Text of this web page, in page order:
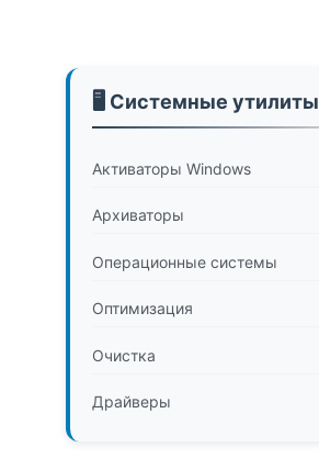
🖥️ Системные утилиты
Активаторы Windows
Архиваторы
Операционные системы
Оптимизация
Очистка
Драйверы